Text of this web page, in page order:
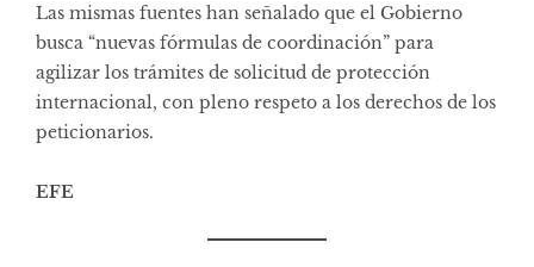
Las mismas fuentes han señalado que el Gobierno
busca “nuevas fórmulas de coordinación” para
agilizar los trámites de solicitud de protección
internacional, con pleno respeto a los derechos de los
peticionarios.
EFE